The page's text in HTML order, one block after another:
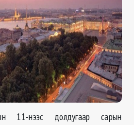
11-нээс долдугаар сарын